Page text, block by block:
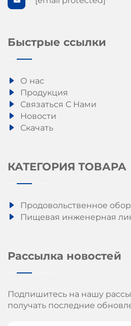
Быстрые ссылки
О нас
Продукция
Связаться С Нами
Новости
Скачать
КАТЕГОРИЯ ТОВАРА
Продовольственное
Пищевая инженерная
Рассылка новостей
Подпишитесь на нашу
получать последние